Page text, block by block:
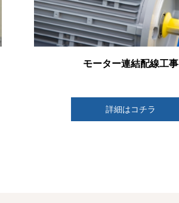
モーター連結配線工事
詳細はコチラ